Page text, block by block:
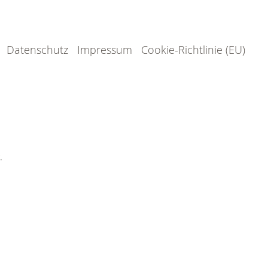
Datenschutz Impressum Cookie-Richtlinie (EU)